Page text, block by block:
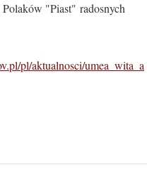
"Piast" radosnych
pl/aktualnosci/umea_wita_a